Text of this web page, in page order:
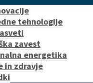
tehnologije
zavest
energetika
in zdravje